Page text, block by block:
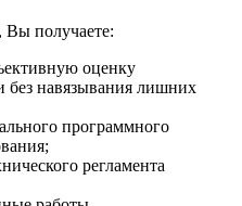
Вы получаете:
оценку
без навязывания лишних
программного
регламента